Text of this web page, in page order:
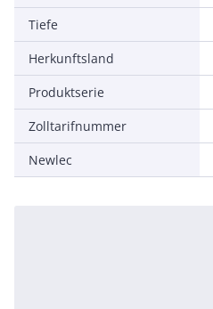
Tiefe
Herkunftsland
Produktserie
Zolltarifnummer
Newlec